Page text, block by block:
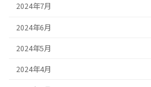
2024年7月
2024年6月
2024年5月
2024年4月